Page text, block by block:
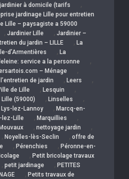
à domicile (tarifs ,
jardinage Lille pour entretien
Lille – paysagiste a 59000
, Jardinier Lille , Jardinier –
du jardin – LILLE
, La
d’Armentières , La
service a la personne ,
– Ménage ,
de jardin , Leers ,
de Lille , Lesquin ,
Lille (59000) , Linselles ,
Lys-lez-Lannoy , Marcq-en-
lez-Lille , Marquillies ,
Mouvaux , nettoyage jardin ,
, Noyelles-lès-Seclin , offre de
, Pérenchies , Péronne-en-
, Petit bricolage travaux
, petit jardinage , PETITES
, Petits travaux de